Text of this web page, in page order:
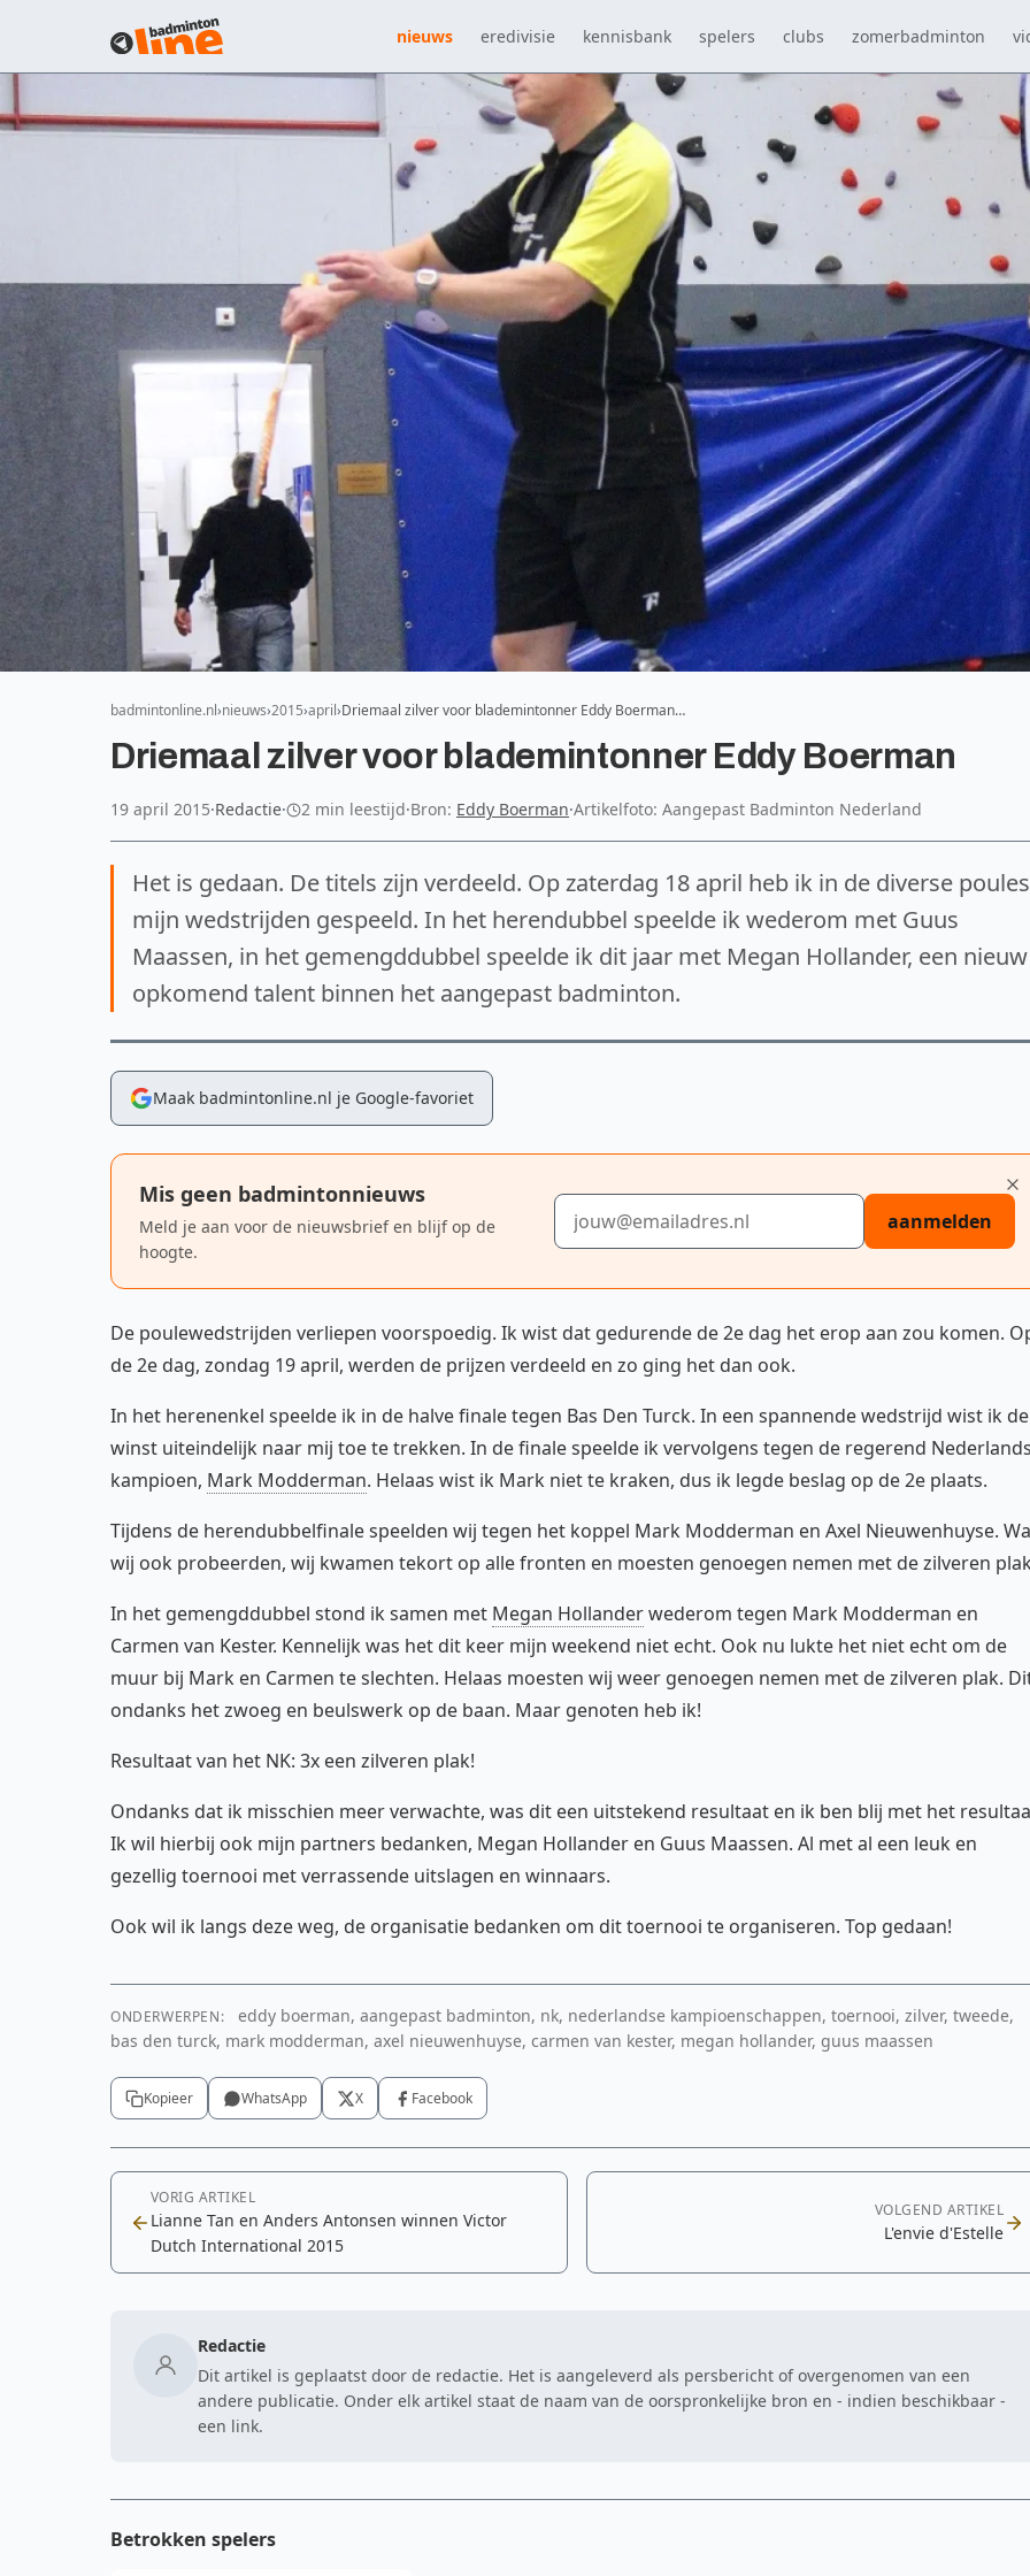
nieuws eredivisie kennisbank spelers clubs zomerbadminton
badmintonline.nl nieuws 2015 april Driemaal zilver voor blademintonner Eddy Boerman…
Driemaal zilver voor blademintonner Eddy Boerman
19 april 2015·Redactie· 2 min leestijd·Bron: Eddy Boerman·Artikelfoto: Aangepast Badminton Nederland
Het is gedaan. De titels zijn verdeeld. Op zaterdag 18 april heb ik in de diverse poules
mijn wedstrijden gespeeld. In het herendubbel speelde ik wederom met Guus
Maassen, in het gemengddubbel speelde ik dit jaar met Megan Hollander, een nieuw
opkomend talent binnen het aangepast badminton.
Maak badmintonline.nl je Google-favoriet
Mis geen badmintonnieuws
Meld je aan voor de nieuwsbrief en blijf op de
hoogte.
E-mailadres
aanmelden
De poulewedstrijden verliepen voorspoedig. Ik wist dat gedurende de 2e dag het erop aan zou komen.
de 2e dag, zondag 19 april, werden de prijzen verdeeld en zo ging het dan ook.
In het herenenkel speelde ik in de halve finale tegen Bas Den Turck. In een spannende wedstrijd wist ik de
winst uiteindelijk naar mij toe te trekken. In de finale speelde ik vervolgens tegen de regerend Nederlands
kampioen, Mark Modderman. Helaas wist ik Mark niet te kraken, dus ik legde beslag op de 2e plaats.
Tijdens de herendubbelfinale speelden wij tegen het koppel Mark Modderman en Axel Nieuwenhuyse.
wij ook probeerden, wij kwamen tekort op alle fronten en moesten genoegen nemen met de zilveren
In het gemengddubbel stond ik samen met Megan Hollanderwederom tegen Mark Modderman en
Carmen van Kester. Kennelijk was het dit keer mijn weekend niet echt. Ook nu lukte het niet echt om de
muur bij Mark en Carmen te slechten. Helaas moesten wij weer genoegen nemen met de zilveren plak.
ondanks het zwoeg en beulswerk op de baan. Maar genoten heb ik!
Resultaat van het NK: 3x een zilveren plak!
Ondanks dat ik misschien meer verwachte, was dit een uitstekend resultaat en ik ben blij met het
Ik wil hierbij ook mijn partners bedanken, Megan Hollander en Guus Maassen. Al met al een leuk en
gezellig toernooi met verrassende uitslagen en winnaars.
Ook wil ik langs deze weg, de organisatie bedanken om dit toernooi te organiseren. Top gedaan!
ONDERWERPEN:
eddy boerman, aangepast badminton, nk, nederlandse kampioenschappen, toernooi, zilver, tweede,
bas den turck, mark modderman, axel nieuwenhuyse, carmen van kester, megan hollander, guus maassen
Kopieer WhatsApp X Facebook
VORIG ARTIKEL
Lianne Tan en Anders Antonsen winnen Victor
Dutch International 2015
VOLGEND ARTIKEL
L'envie d'Estelle
Redactie
Dit artikel is geplaatst door de redactie. Het is aangeleverd als persbericht of overgenomen van een
andere publicatie. Onder elk artikel staat de naam van de oorspronkelijke bron en - indien beschikbaar -
een link.
Betrokken spelers